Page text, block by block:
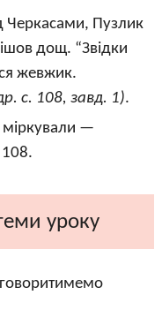
Черкасами, Пузлик
дощ. “Звідки
жевжик.
с. 108, завд. 1).
міркували —
108.
уроку